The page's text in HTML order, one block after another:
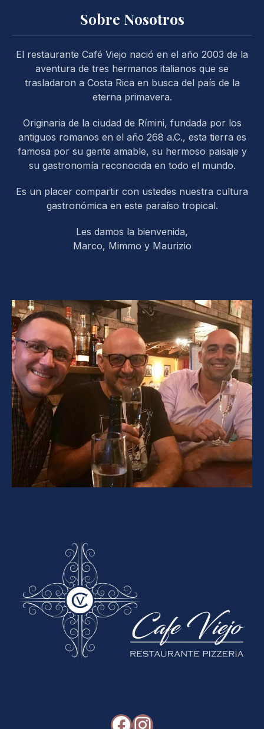
Sobre Nosotros
El restaurante Café Viejo nació en el año 2003 de la
aventura de tres hermanos italianos que se
trasladaron a Costa Rica en busca del país de la
eterna primavera.
Originaria de la ciudad de Rímini, fundada por los
antiguos romanos en el año 268 a.C., esta tierra es
famosa por su gente amable, su hermoso paisaje y
su gastronomía reconocida en todo el mundo.
Es un placer compartir con ustedes nuestra cultura
gastronómica en este paraíso tropical.
Les damos la bienvenida,
Marco, Mimmo y Maurizio